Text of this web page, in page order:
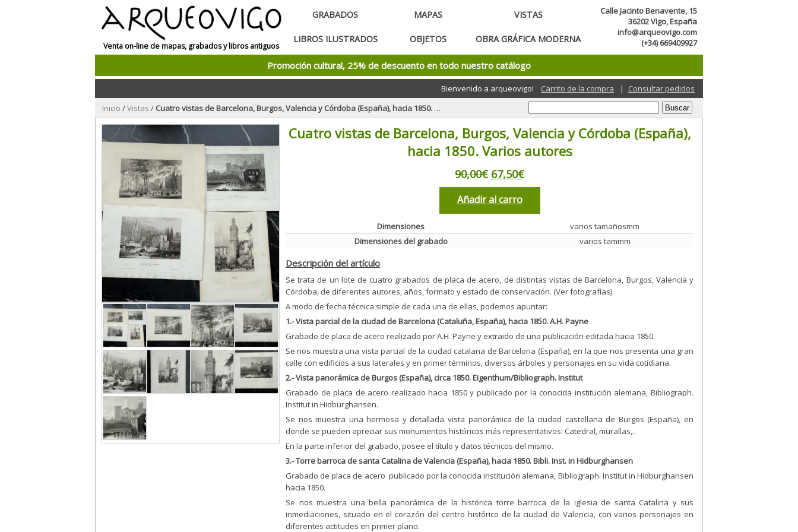
Venta on-line de mapas, grabados y libros antiguos
GRABADOS MAPAS VISTAS
LIBROS ILUSTRADOS OBJETOS OBRA GRÁFICA MODERNA
Calle Jacinto Benavente, 15
36202 Vigo, España
info@arqueovigo.com
(+34) 669409927
Promoción cultural, 25% de descuento en todo nuestro catálogo
Bienvenido a arqueovigo! Carrito de la compra |
Consultar pedidos
Inicio /Vistas / Cuatro vistas de Barcelona, Burgos, Valencia y Córdoba (España), hacia 1850. Varios autores
Cuatro vistas de Barcelona, Burgos, Valencia y Córdoba (España),
hacia 1850. Varios autores
90,00€ 67,50€
Añadir al carro
Dimensiones
varios tamañosmm
Dimensiones del grabado
varios tammm
Descripción del artículo
Se trata de un lote de cuatro grabados de placa de acero, de distintas vistas de Barcelona, Burgos, Valencia y
Córdoba, de diferentes autores, años, formato y estado de conservación. (Ver fotografías).
A modo de fecha técnica simple de cada una de ellas, podemos apuntar:
1.- Vista parcial de la ciudad de Barcelona (Cataluña, España), hacia 1850. A.H. Payne
Grabado de placa de acero realizado por A.H. Payne y extraido de una publicación editada hacia 1850.
Se nos muestra una vista parcial de la ciudad catalana de Barcelona (España), en la que nos presenta una gran
calle con edificios a sus laterales y en primer términos, diversos árboles y personajes en su vida cotidiana.
2.- Vista panorámica de Burgos (España), circa 1850. Eigenthum/Bibliograph. Institut
Grabado de placa de acero realizado hacia 1850 y publicado por la conocida institución alemana, Bibliograph.
Institut in Hidburghansen.
Se nos muestra una hermosa y detallada vista panorámica de la ciudad castellana de Burgos (España), en
donde se pueden apreciar sus monumentos históricos más representativos: Catedral, murallas,..
En la parte inferior del grabado, posee el título y datos técnicos del mismo.
3.- Torre barroca de santa Catalina de Valencia (España), hacia 1850. Bibli. Inst. in Hidburghansen
Grabado de placa de acero publicado por la conocida institución alemana, Bibliograph. Institut in Hidburghansen
hacia 1850.
Se nos muestra una bella panorámica de la histórica torre barroca de la iglesia de santa Catalina y sus
inmediaciones, situado en el corazón del centro histórico de la ciudad de Valencia, con varios personajes en
diferentes actitudes en primer plano.